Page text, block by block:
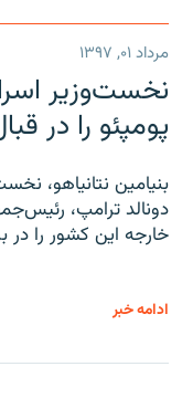
مرداد ۰۱, ۱۳۹۷
نخست‌وزیر
پومپئو را در
بنیامین نتانیاهو،
دونالد ترامپ،
خارجه این کشور را در
ادامه خبر